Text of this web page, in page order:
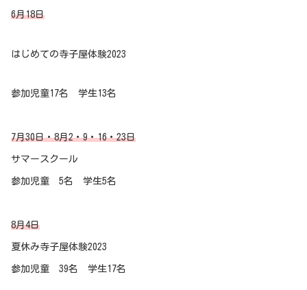
6月18日
はじめての寺子屋体験2023
参加児童17名 学生13名
7月30日・8月2・9・16・23日
サマースクール
参加児童 5名 学生5名
8月4日
夏休み寺子屋体験2023
参加児童 39名 学生17名